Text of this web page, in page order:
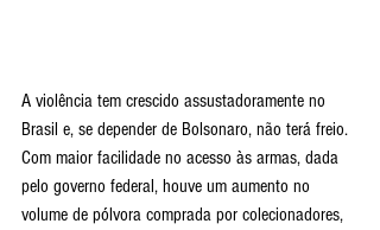
A violência tem crescido assustadoramente no
Brasil e, se depender de Bolsonaro, não terá freio.
Com maior facilidade no acesso às armas, dada
pelo governo federal, houve um aumento no
volume de pólvora comprada por colecionadores,